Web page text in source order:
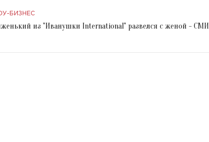
БИЗНЕС
из "Иванушки International" развелся с женой - СМИ